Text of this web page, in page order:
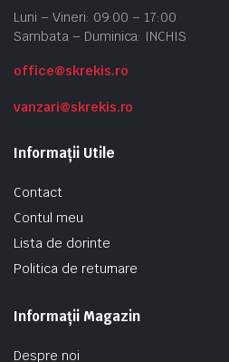
Luni – Vineri: 09:00 – 17:00
Sambata – Duminica: INCHIS
office@skrekis.ro
vanzari@skrekis.ro
Informații Utile
Contact
Contul meu
Lista de dorinte
Politica de returnare
Informații Magazin
Despre noi